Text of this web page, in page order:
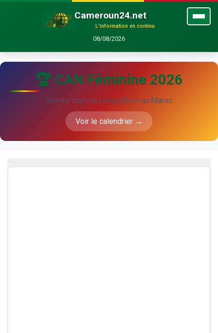
Cameroun24.net
L'information en continu
08/08/2026
🏆 CAN Féminine 2026
Suivez toute la compétition au Maroc
Voir le calendrier →